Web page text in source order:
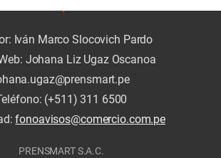
Iván Marco Slocovich Pardo
Johana Liz Ugaz Oscanoa
(+511) 311 6500
fonoavisos@comercio.com.pe
PRENSMART S.A.C.